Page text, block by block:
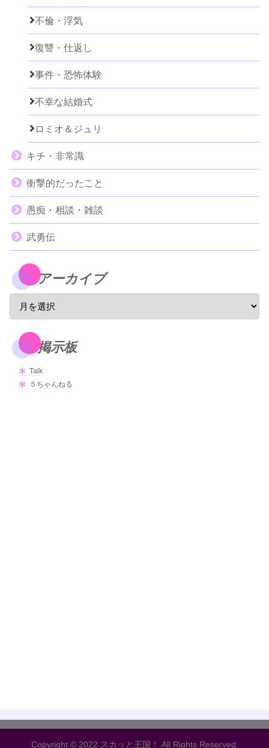
不倫・浮気
復讐・仕返し
事件・恐怖体験
不幸な結婚式
ロミオ＆ジュリ
キチ・非常識
衝撃的だったこと
愚痴・相談・雑談
武勇伝
アーカイブ
掲示板
Talk
５ちゃんねる
Copyright © 2022 スカッと王国！ All Rights Reserved.